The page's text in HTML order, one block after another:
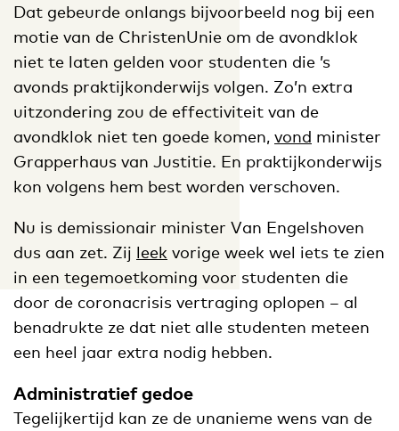
Dat gebeurde onlangs bijvoorbeeld nog bij een
motie van de ChristenUnie om de avondklok
niet te laten gelden voor studenten die ’s
avonds praktijkonderwijs volgen. Zo’n extra
uitzondering zou de effectiviteit van de
avondklok niet ten goede komen, vond minister
Grapperhaus van Justitie. En praktijkonderwijs
kon volgens hem best worden verschoven.
Nu is demissionair minister Van Engelshoven
dus aan zet. Zij leek vorige week wel iets te zien
in een tegemoetkoming voor studenten die
door de coronacrisis vertraging oplopen – al
benadrukte ze dat niet alle studenten meteen
een heel jaar extra nodig hebben.
Administratief gedoe
Tegelijkertijd kan ze de unanieme wens van de